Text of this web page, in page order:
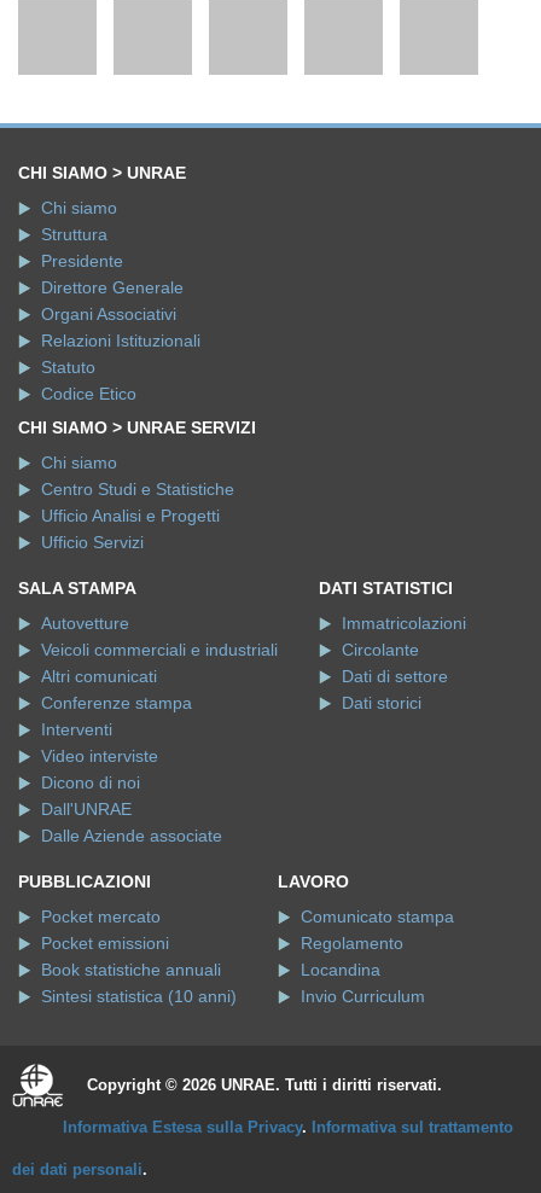
CHI SIAMO > UNRAE
Chi siamo
Struttura
Presidente
Direttore Generale
Organi Associativi
Relazioni Istituzionali
Statuto
Codice Etico
CHI SIAMO > UNRAE SERVIZI
Chi siamo
Centro Studi e Statistiche
Ufficio Analisi e Progetti
Ufficio Servizi
SALA STAMPA
Autovetture
Veicoli commerciali e industriali
Altri comunicati
Conferenze stampa
Interventi
Video interviste
Dicono di noi
Dall'UNRAE
Dalle Aziende associate
DATI STATISTICI
Immatricolazioni
Circolante
Dati di settore
Dati storici
PUBBLICAZIONI
Pocket mercato
Pocket emissioni
Book statistiche annuali
Sintesi statistica (10 anni)
LAVORO
Comunicato stampa
Regolamento
Locandina
Invio Curriculum
Copyright © 2026 UNRAE. Tutti i diritti riservati.
Informativa Estesa sulla Privacy. Informativa sul trattamento
dei dati personali.